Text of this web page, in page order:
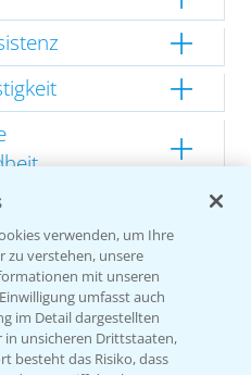
verwenden, um Ihre
zu verstehen, unsere
mit unseren
umfasst auch
im Detail dargestellten
unsicheren Drittstaaten,
besteht das Risiko, dass